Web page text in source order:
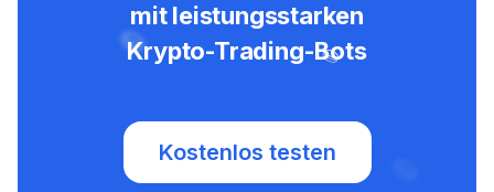
mit leistungsstarken
Krypto-Trading-Bots
Kostenlos testen